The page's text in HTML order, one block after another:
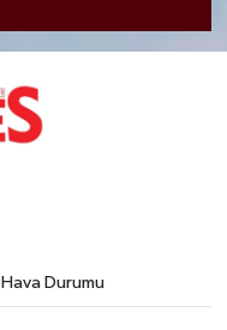
Hava Durumu